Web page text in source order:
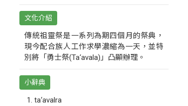
文化介紹
傳統祖靈祭是一系列為期四個月的祭典，
現今配合族人工作求學濃縮為一天，並特
別將「勇士祭(Ta‘avala)」凸顯辦理。
小辭典
ta‘avalra